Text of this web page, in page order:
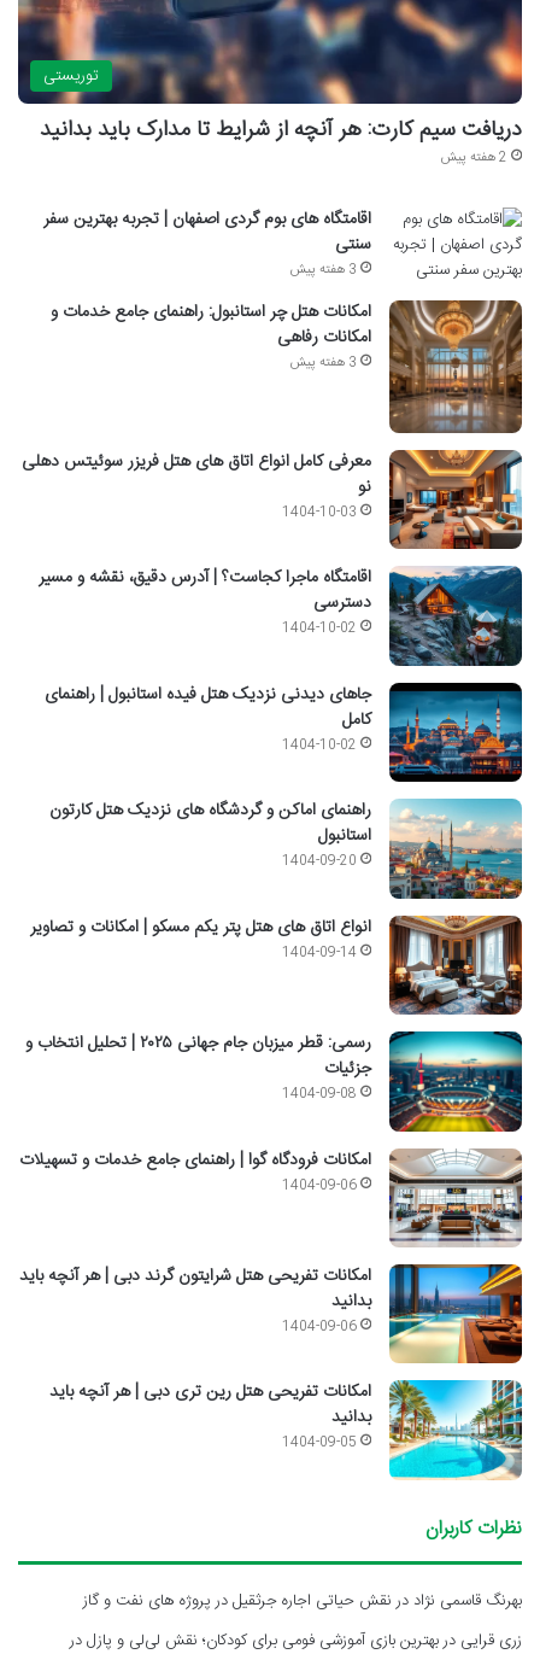
توریستی
دریافت سیم کارت: هر آنچه از شرایط تا مدارک باید بدانید
2 هفته پیش
اقامتگاه های بوم گردی اصفهان | تجربه بهترین سفر
سنتی
3 هفته پیش
امکانات هتل چر استانبول: راهنمای جامع خدمات و
امکانات رفاهی
3 هفته پیش
معرفی کامل انواع اتاق های هتل فریزر سوئیتس دهلی
نو
1404-10-03
اقامتگاه ماجرا کجاست؟ | آدرس دقیق، نقشه و مسیر
دسترسی
1404-10-02
جاهای دیدنی نزدیک هتل فیده استانبول | راهنمای
کامل
1404-10-02
راهنمای اماکن و گردشگاه های نزدیک هتل کارتون
استانبول
1404-09-20
انواع اتاق های هتل پتر یکم مسکو | امکانات و تصاویر
1404-09-14
رسمی: قطر میزبان جام جهانی ۲۰۲۵ | تحلیل انتخاب و
جزئیات
1404-09-08
امکانات فرودگاه گوا | راهنمای جامع خدمات و تسهیلات
1404-09-06
امکانات تفریحی هتل شرایتون گرند دبی | هر آنچه باید
بدانید
1404-09-06
امکانات تفریحی هتل رین تری دبی | هر آنچه باید
بدانید
1404-09-05
نظرات کاربران
بهرنگ قاسمی نژاد درنقش حیاتی اجاره جرثقیل در پروژه های نفت و گاز
زری قرایی دربهترین بازی آموزشی فومی برای کودکان؛ نقش لی‌لی و پازل در